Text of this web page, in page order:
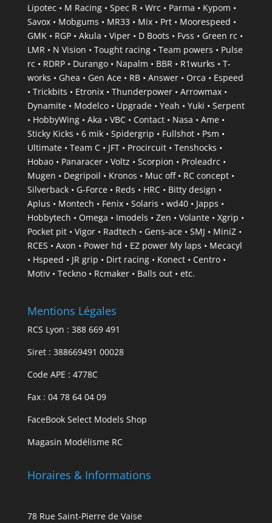
Lipotec • M Racing • Spec R • Wrc • Parma • Kypom •
Savox • Mobgums • MR33 • Mix • Prt • Moorespeed •
GMK • RGP • Akula • Viper • D Boots • Fvss • Green rc •
LMR • N Vision • Tought racing • Team powers • Pulse
rc • RDRP • Durango • Napalm • BBR • R1wurks • T-
works • Ghea • Gen Ace • RB • Answer • Orca • Espeed
• Trickbits • Etronix • Thunderpower • Arrowmax •
Dynamite • Modelco • Upgrade • Yeah • Yuki • Serpent
• HobbyWing • Aka • VBC • Contact • Nasa • Ame •
Sticky Kicks • 6 mik • Spidergrip • Fullshot • Psm •
Ultimate • Team C • JFT • Procircuit • Tenshocks •
Hobao • Panaracer • Voltz • Scorpion • Proleadrc •
Mugen • Degripoil • Kronos • Muc off • RC concept •
Silverback • G-Force • Reds • HRC • Bitty design •
Aplus • Montech • Fenix • Solaris • wd40 • Japps •
Hobbytech • Omega • Imodels • Zen • Volante • Xgrip •
Pocket pit • Vigor • Radtech • Gens-ace • SMJ • MiniZ •
RCES • Axon • Power hd • EZ power My laps • Mecacyl
• Hspeed • JR grip • Dirt racing • Konect • Centro •
Motiv • Teckno • Rcmaker • Balls out • etc.
Mentions Légales
RCS Lyon : 388 669 491
Siret : 388669491 00028
Code APE : 4778C
Fax : 04 78 64 04 09
FaceBook Select Models Shop
Magasin Modélisme RC
Horaires & Informations
78 Rue Saint-Pierre de Vaise